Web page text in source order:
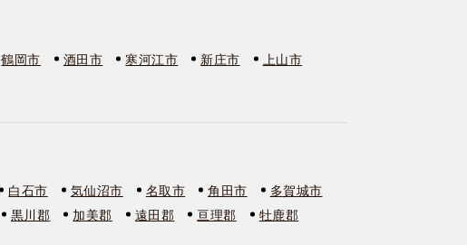
鶴岡市 酒田市 寒河江市 新庄市
上山市
白石市 気仙沼市 名取市 角田市
多賀城市
黒川郡 加美郡 遠田郡 亘理郡
牡鹿郡